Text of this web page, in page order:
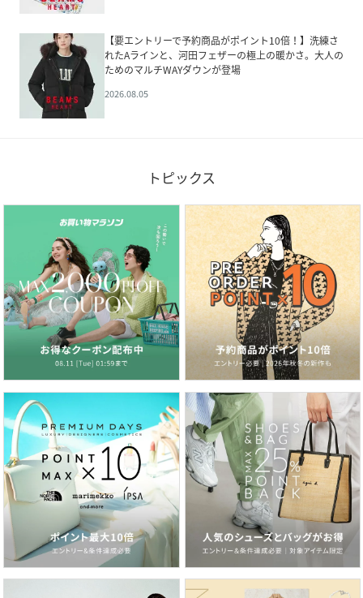
【要エントリーで予約商品がポイント10倍！】洗練さ
れたAラインと、河田フェザーの極上の暖かさ。大人の
ためのマルチWAYダウンが登場
2026.08.05
トピックス